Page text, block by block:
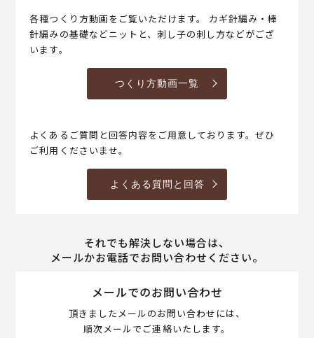
各種つくり方動画をご覧いただけます。 カギ針編み・棒
針編みの基礎などニットと、刺し子の刺し方などがござ
います。
つくり方動画一覧
よくあるご質問と回答内容をご用意しております。ぜひ
ご利用くださいませ。
よくある質問と回答
それでも解決しない場合は、
メールかお電話でお問い合わせください。
メールでのお問い合わせ
頂きましたメールのお問い合わせには、
順次メールでご連絡いたします。